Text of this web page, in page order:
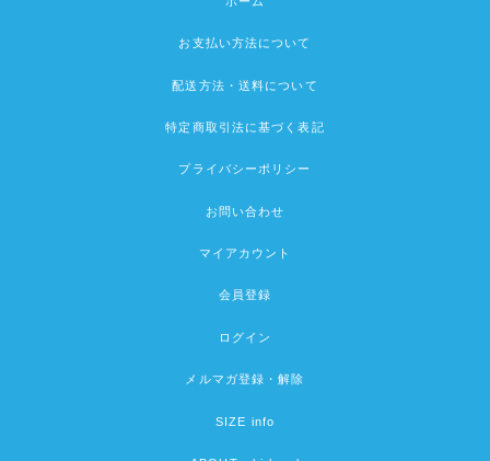
お支払い方法について
配送方法・送料について
特定商取引法に基づく表記
プライバシーポリシー
お問い合わせ
マイアカウント
会員登録
ログイン
メルマガ登録・解除
SIZE info